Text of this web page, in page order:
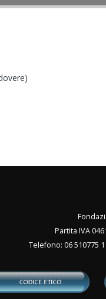
Partita IVA
Telefono: 06 510775 1